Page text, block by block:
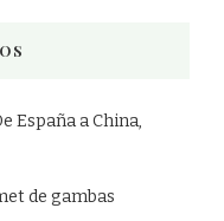
España a China,
de gambas